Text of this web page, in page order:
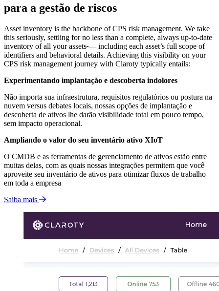
para a gestão de riscos
Asset inventory is the backbone of CPS risk management. We take
this seriously, settling for no less than a complete, always up-to-date
inventory of all your assets — including each asset’s full scope of
identifiers and behavioral details. Achieving this visibility on your
CPS risk management journey with Claroty typically entails:
Experimentando implantação e descoberta indolores
Não importa sua infraestrutura, requisitos regulatórios ou postura na
nuvem versus debates locais, nossas opções de implantação e
descoberta de ativos lhe darão visibilidade total em pouco tempo,
sem impacto operacional.
Ampliando o valor do seu inventário ativo XIoT
O CMDB e as ferramentas de gerenciamento de ativos estão entre
muitas delas, com as quais nossas integrações permitem que você
aproveite seu inventário de ativos para otimizar fluxos de trabalho
em toda a empresa
Saiba mais